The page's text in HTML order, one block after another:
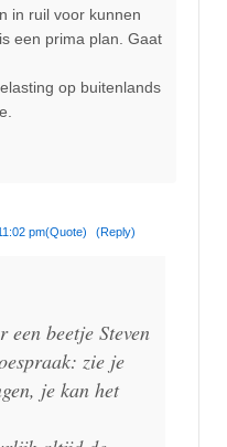
in ruil voor kunnen
een prima plan. Gaat
op buitenlands
pm(Quote) (Reply)
een beetje Steven
zie je
je kan het